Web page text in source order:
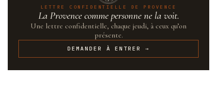
LETTRE CONFIDENTIELLE DE PROVENCE
La Provence comme personne ne la voit.
Une lettre confidentielle, chaque jeudi, à ceux qu’on
présente.
DEMANDER À ENTRER →